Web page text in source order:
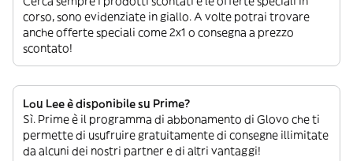
corso, sono evidenziate in giallo. A volte potrai trovare
anche offerte speciali come 2x1 o consegna a prezzo
scontato!
Lou Lee è disponibile su Prime?
Sì. Prime è il programma di abbonamento di Glovo che ti
permette di usufruire gratuitamente di consegne illimitate
da alcuni dei nostri partner e di altri vantaggi!